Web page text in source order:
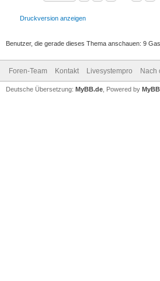
Druckversion anzeigen
Benutzer, die gerade dieses Thema anschauen: 9
Foren-Team Kontakt Livesystempro Nach
Deutsche Übersetzung: MyBB.de , Powered by MyBB